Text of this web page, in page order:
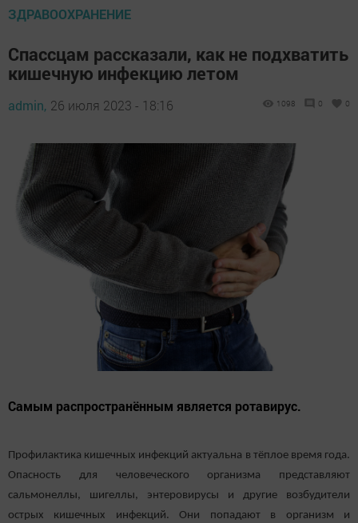
ЗДРАВООХРАНЕНИЕ
Спассцам рассказали, как не подхватить
кишечную инфекцию летом
admin, 26 июля 2023 - 18:16 1098 0 0
Самым распространённым является ротавирус.
Профилактика кишечных инфекций актуальна в тёплое время года.
Опасность для человеческого организма представляют
сальмонеллы, шигеллы, энтеровирусы и другие возбудители
острых кишечных инфекций. Они попадают в организм и